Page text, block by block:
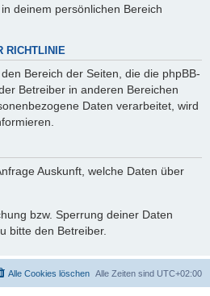
deinem persönlichen Bereich
RICHTLINIE
Bereich der Seiten, die die phpBB-
Betreiber in anderen Bereichen
Daten verarbeitet, wird
Auskunft, welche Daten über
bzw. Sperrung deiner Daten
bitte den Betreiber.
Alle Zeiten sind UTC+02:00
Alle Cookies löschen